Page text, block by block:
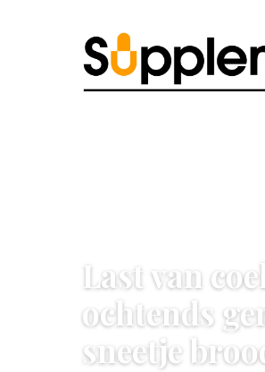
Last van
ochtends
sneetje